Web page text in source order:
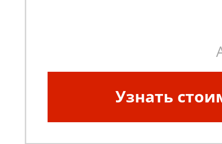
Узнать